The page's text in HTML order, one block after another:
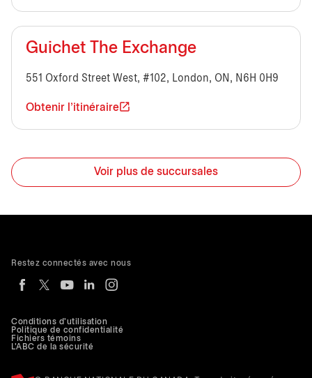
Guichet The Exchange
551 Oxford Street West, #102, London, ON, N6H 0H9
Obtenir l'itinéraire
Voir plus de succursales
Conditions d'utilisation
Politique de confidentialité
Fichiers témoins
L'ABC de la sécurité
Restez connectés avec nous